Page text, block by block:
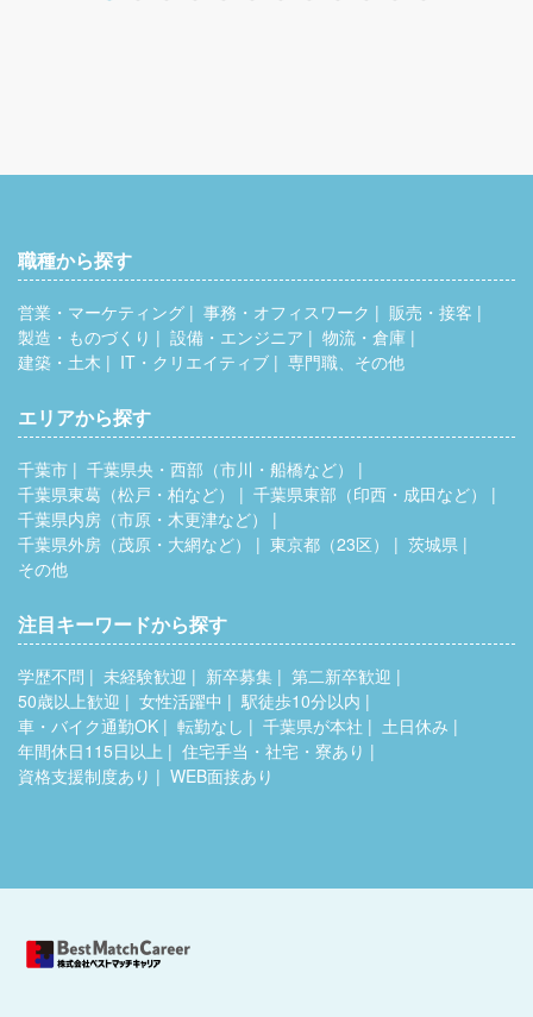
職種から探す
営業・マーケティング 事務・オフィスワーク
販売・接客
製造・ものづくり
設備・エンジニア
物流・倉庫
建築・土木
IT・クリエイティブ 専門職、その他
エリアから探す
千葉市
千葉県央・西部（市川・船橋など）
千葉県東葛（松戸・柏など）
千葉県東部（印西・成田など）
千葉県内房（市原・木更津など）
千葉県外房（茂原・大網など）
東京都（23区）
茨城県
その他
注目キーワードから探す
学歴不問 未経験歓迎 新卒募集
第二新卒歓迎
50歳以上歓迎
女性活躍中
駅徒歩10分以内
車・バイク通勤OK
転勤なし 千葉県が本社
土日休み
年間休日115日以上
住宅手当・社宅・寮あり
資格支援制度あり
WEB面接あり